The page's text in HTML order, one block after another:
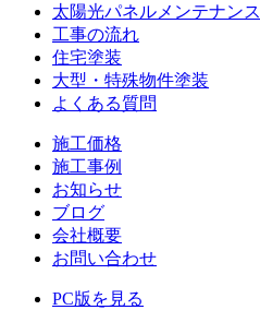
太陽光パネルメンテナンス
工事の流れ
住宅塗装
大型・特殊物件塗装
よくある質問
施工価格
施工事例
お知らせ
ブログ
会社概要
お問い合わせ
PC版を見る